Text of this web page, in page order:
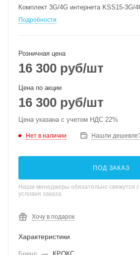
Комплект 3G/4G интернета KSS15-3G/
Подробности
Розничная цена
16 300 руб/шт
Цена по акции
16 300 руб/шт
Цена указана с учетом НДС 22%
Нет в наличии Нашли
ПОД ЗАКАЗ
Наши менеджеры обязательно свяжутся с
условия заказа
Хочу в подарок
Характеристики